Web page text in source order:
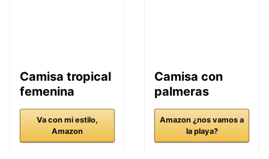
Camisa tropical
femenina
Va con mi estilo,
Amazon
Camisa con
palmeras
Amazon ¿nos vamos a
la playa?